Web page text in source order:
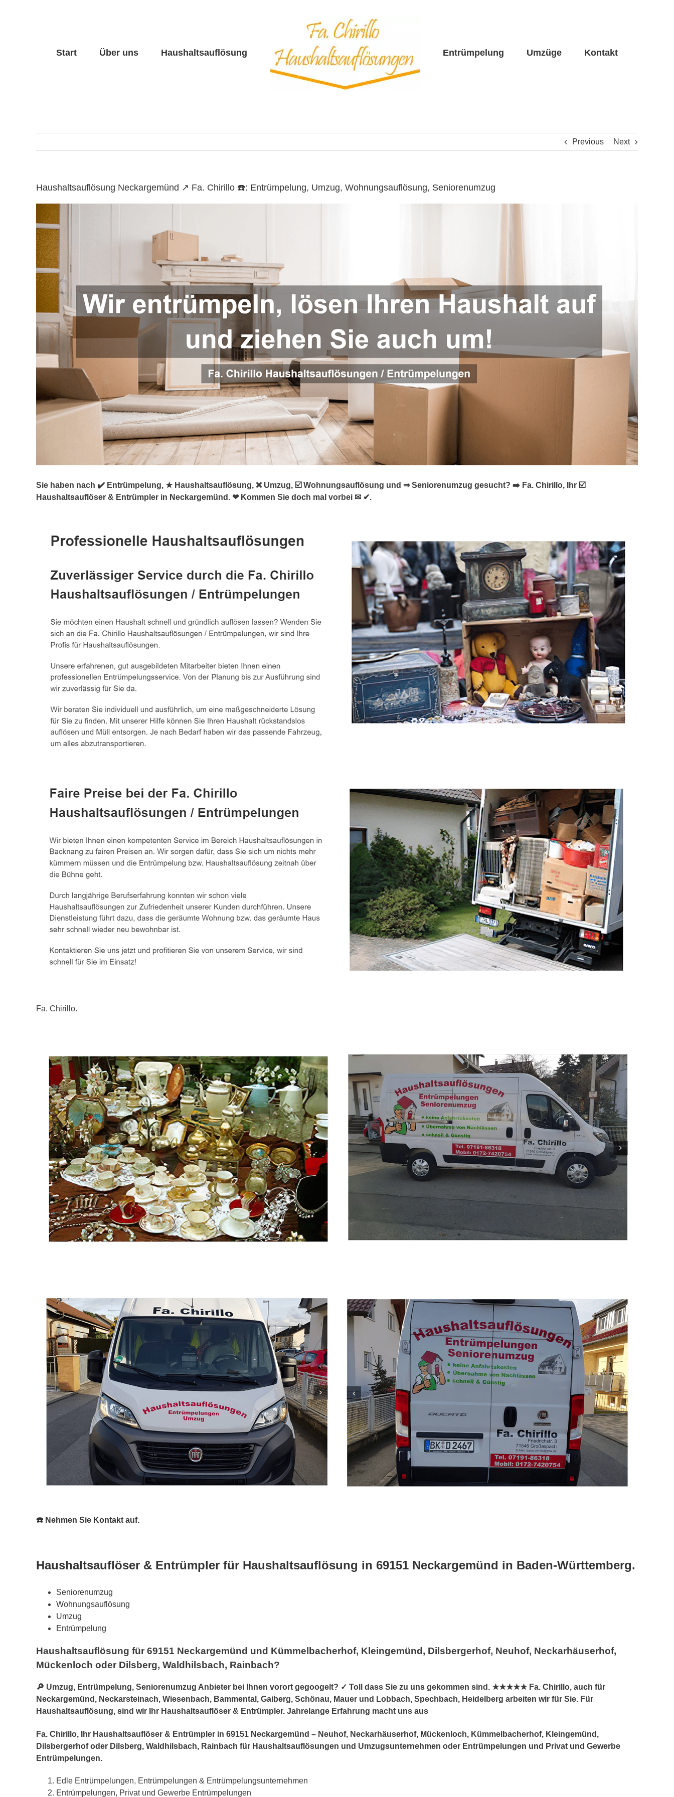
Start Über uns Haushaltsauflösung Entrümpelung Umzüge Kontakt
Previous Next
Haushaltsauflösung Neckargemünd ↗️ Fa. Chirillo ☎️: Entrümpelung, Umzug, Wohnungsauflösung, Seniorenumzug
Sie haben nach ✔️ Entrümpelung, ★ Haushaltsauflösung, ❌ Umzug, ☑️ Wohnungsauflösung und ⇒ Seniorenumzug gesucht? ➡️ Fa. Chirillo, Ihr ☑️
Haushaltsauflöser & Entrümpler in Neckargemünd. ❤ Kommen Sie doch mal vorbei ✉ ✔.
Fa. Chirillo.
☎️ Nehmen Sie Kontakt auf.
Haushaltsauflöser & Entrümpler für Haushaltsauflösung in 69151 Neckargemünd in Baden-Württemberg.
Seniorenumzug
Wohnungsauflösung
Umzug
Entrümpelung
Haushaltsauflösung für 69151 Neckargemünd und Kümmelbacherhof, Kleingemünd, Dilsbergerhof, Neuhof, Neckarhäuserhof,
Mückenloch oder Dilsberg, Waldhilsbach, Rainbach?
🔎 Umzug, Entrümpelung, Seniorenumzug Anbieter bei Ihnen vorort gegoogelt? ✓ Toll dass Sie zu uns gekommen sind. ★★★★★ Fa. Chirillo, auch für
Neckargemünd, Neckarsteinach, Wiesenbach, Bammental, Gaiberg, Schönau, Mauer und Lobbach, Spechbach, Heidelberg arbeiten wir für Sie. Für
Haushaltsauflösung, sind wir Ihr Haushaltsauflöser & Entrümpler. Jahrelange Erfahrung macht uns aus
Fa. Chirillo, Ihr Haushaltsauflöser & Entrümpler in 69151 Neckargemünd – Neuhof, Neckarhäuserhof, Mückenloch, Kümmelbacherhof, Kleingemünd,
Dilsbergerhof oder Dilsberg, Waldhilsbach, Rainbach für Haushaltsauflösungen und Umzugsunternehmen oder Entrümpelungen und Privat und Gewerbe
Entrümpelungen.
Edle Entrümpelungen, Entrümpelungen & Entrümpelungsunternehmen
Entrümpelungen, Privat und Gewerbe Entrümpelungen